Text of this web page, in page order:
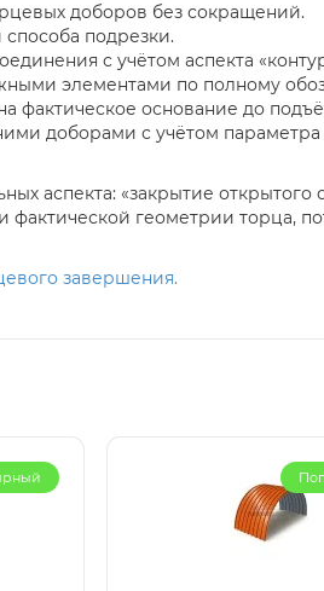
доборов без сокращений.
подрезки.
с учётом аспекта
элементами по полному
фактическое основание до
доборами с учётом параметра
аспекта: «закрытие открытого
геометрии торца,
завершения.